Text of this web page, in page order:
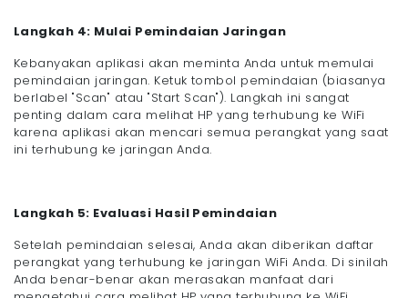
Langkah 4: Mulai Pemindaian Jaringan
Kebanyakan aplikasi akan meminta Anda untuk memulai
pemindaian jaringan. Ketuk tombol pemindaian (biasanya
berlabel "Scan" atau "Start Scan"). Langkah ini sangat
penting dalam cara melihat HP yang terhubung ke WiFi
karena aplikasi akan mencari semua perangkat yang saat
ini terhubung ke jaringan Anda.
Langkah 5: Evaluasi Hasil Pemindaian
Setelah pemindaian selesai, Anda akan diberikan daftar
perangkat yang terhubung ke jaringan WiFi Anda. Di sinilah
Anda benar-benar akan merasakan manfaat dari